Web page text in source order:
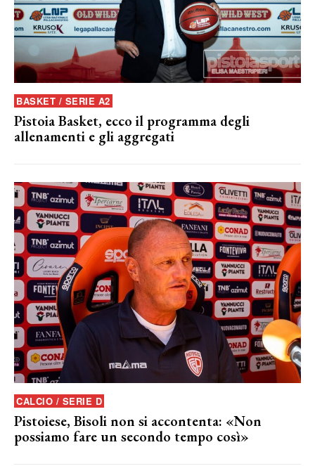
BASKET / SERIE A2
Pistoia Basket, ecco il programma degli
allenamenti e gli aggregati
CALCIO / SERIE D
Pistoiese, Bisoli non si accontenta: «Non
possiamo fare un secondo tempo così»